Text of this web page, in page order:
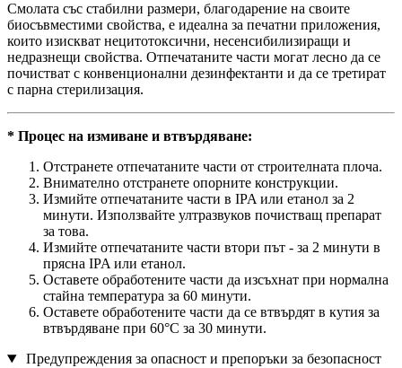
Смолата със стабилни размери, благодарение на своите
биосъвместими свойства, е идеална за печатни приложения,
които изискват нецитотоксични, несенсибилизиращи и
недразнещи свойства. Отпечатаните части могат лесно да се
почистват с конвенционални дезинфектанти и да се третират
с парна стерилизация.
* Процес на измиване и втвърдяване:
Отстранете отпечатаните части от строителната плоча.
Внимателно отстранете опорните конструкции.
Измийте отпечатаните части в IPA или етанол за 2
минути. Използвайте ултразвуков почистващ препарат
за това.
Измийте отпечатаните части втори път - за 2 минути в
прясна IPA или етанол.
Оставете обработените части да изсъхнат при нормална
стайна температура за 60 минути.
Оставете обработените части да се втвърдят в кутия за
втвърдяване при 60°C за 30 минути.
Предупреждения за опасност и препоръки за безопасност